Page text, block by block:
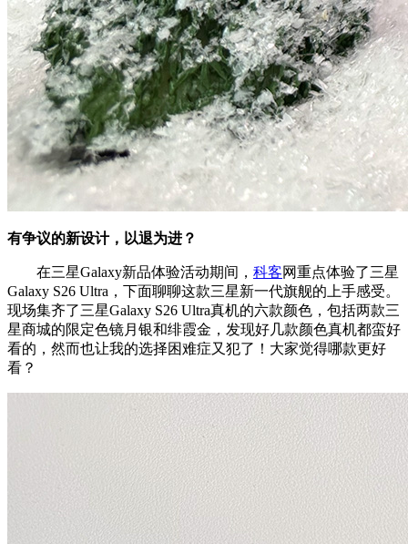
有争议的新设计，以退为进？
在三星Galaxy新品体验活动期间， 科客网重点体验了三星
Galaxy S26 Ultra，下面聊聊这款三星新一代旗舰的上手感受。
现场集齐了三星Galaxy S26 Ultra真机的六款颜色，包括两款三
星商城的限定色镜月银和绯霞金，发现好几款颜色真机都蛮好
看的，然而也让我的选择困难症又犯了！大家觉得哪款更好
看？